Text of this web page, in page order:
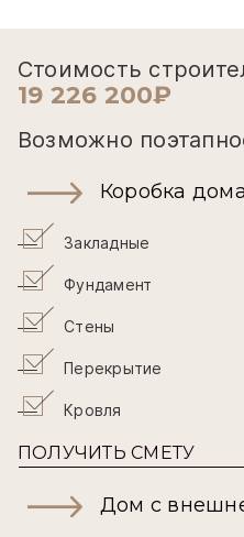
Стоимость
19 226 200₽
Возможно
Коробка дома
Закладные
Фундамент
Стены
Перекрытие
Кровля
ПОЛУЧИТЬ СМЕТУ
Дом с